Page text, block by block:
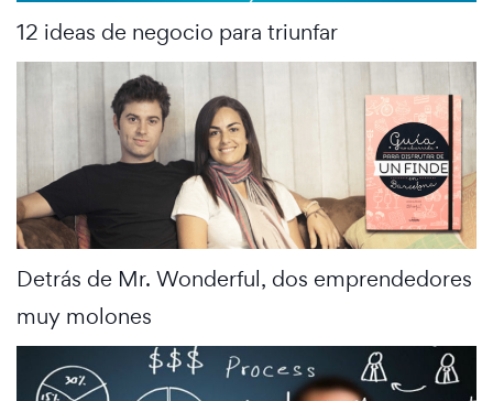
12 ideas de negocio para triunfar
Detrás de Mr. Wonderful, dos emprendedores
muy molones